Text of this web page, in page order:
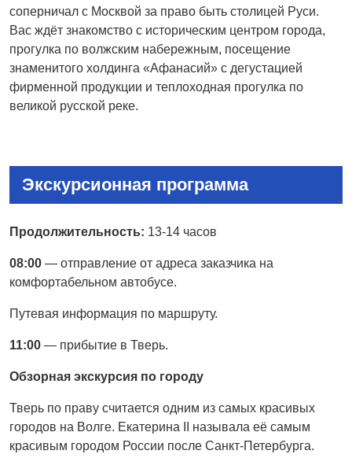
соперничал с Москвой за право быть столицей Руси.
Вас ждёт знакомство с историческим центром города,
прогулка по волжским набережным, посещение
знаменитого холдинга «Афанасий» с дегустацией
фирменной продукции и теплоходная прогулка по
великой русской реке.
Экскурсионная программа
Продолжительность: 13-14 часов
08:00 — отправление от адреса заказчика на
комфортабельном автобусе.
Путевая информация по маршруту.
11:00 — прибытие в Тверь.
Обзорная экскурсия по городу
Тверь по праву считается одним из самых красивых
городов на Волге. Екатерина II называла её самым
красивым городом России после Санкт-Петербурга.